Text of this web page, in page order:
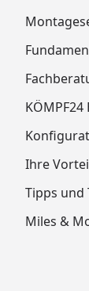
Ihre
Tipps und
Miles &